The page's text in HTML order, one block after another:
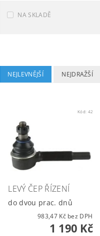
NA SKLADĚ
NEJLEVNĚJŠÍ NEJDRAŽŠÍ
Kód: 42
LEVÝ ČEP ŘÍZENÍ
do dvou prac. dnů
983,47 Kč bez DPH
1 190 Kč